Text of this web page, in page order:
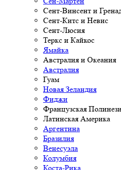
Сент-Винсент и
Сент-Китс и Невис
Сент-Люсия
Теркс и Кайкос
Ямайка
Австралия и Океания
Австралия
Гуам
Новая Зеландия
Фиджи
Французская
Латинская Америка
Аргентина
Бразилия
Венесуэла
Колумбия
Коста-Рика